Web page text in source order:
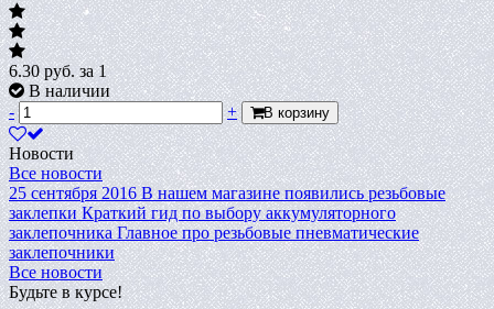
6.30руб.за 1
В наличии
-
+ В корзину
Новости
Все новости
25 сентября 2016 В нашем магазине появились резьбовые
заклепки Краткий гид по выбору аккумуляторного
заклепочника Главное про резьбовые пневматические
заклепочники
Все новости
Будьте в курсе!